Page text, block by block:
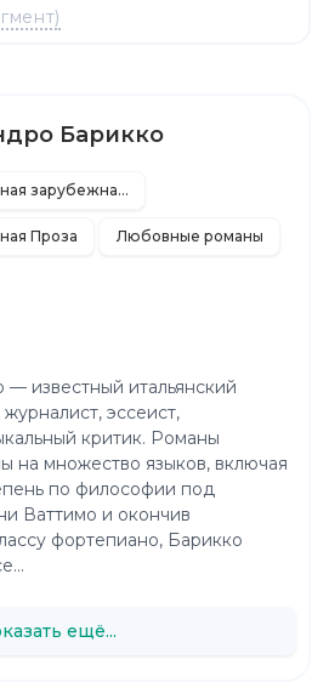
Барикко
Современная зарубежная литература
Проза Любовные романы
известный итальянский
эссеист,
критик. Романы
на множество языков, включая
по философии под
Ваттимо и окончив
фортепиано, Барикко
ещё...